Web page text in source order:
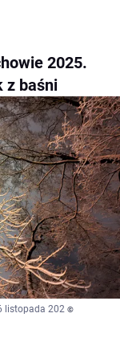
2025.
z baśni
listopada 202 ©